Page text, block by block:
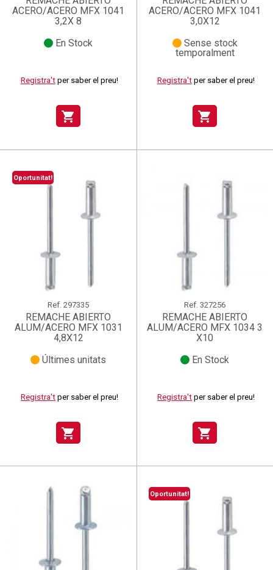
ACERO/ACERO MFX 1041
3,2X 8
En Stock
Registra't per saber el preu!
shopping_cart
ACERO/ACERO MFX 1041
3,0X12
Sense stock
temporalment
Registra't per saber el preu!
shopping_cart
Oportunitat!
Ref. 297335
REMACHE ABIERTO
ALUM/ACERO MFX 1031
4,8X12
Últimes unitats
Registra't per saber el preu!
shopping_cart
Ref. 327256
REMACHE ABIERTO
ALUM/ACERO MFX 1034 3
X10
En Stock
Registra't per saber el preu!
shopping_cart
Oportunitat!